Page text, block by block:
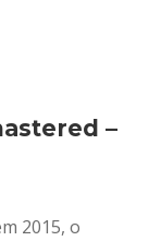
–
2015, o